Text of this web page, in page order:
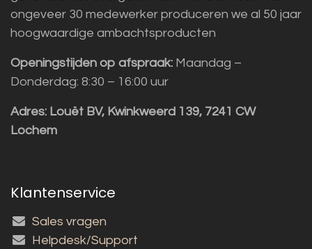
ongeveer 30 medewerker produceren we al 50 jaar
hoogwaardige ambachtsproducten
Openingstijden op afspraak: Maandag –
Donderdag: 8:30 – 16:00 uur
Adres: Louët BV, Kwinkweerd 139, 7241 CW
Lochem
Klantenservice
Sales vragen
Helpdesk/Support